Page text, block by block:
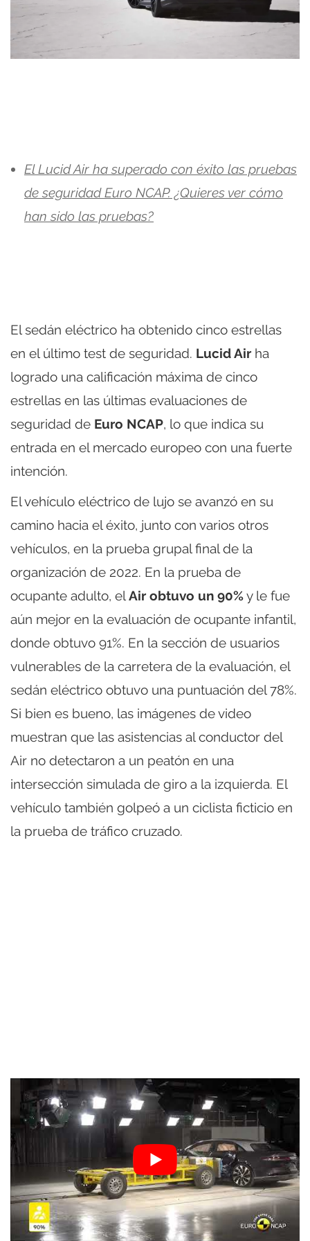
El Lucid Air ha superado con éxito las pruebas
de seguridad Euro NCAP. ¿Quieres ver cómo
han sido las pruebas?
El sedán eléctrico ha obtenido cinco estrellas
en el último test de seguridad. Lucid Air ha
logrado una calificación máxima de cinco
estrellas en las últimas evaluaciones de
seguridad de Euro NCAP, lo que indica su
entrada en el mercado europeo con una fuerte
intención.
El vehículo eléctrico de lujo se avanzó en su
camino hacia el éxito, junto con varios otros
vehículos, en la prueba grupal final de la
organización de 2022. En la prueba de
ocupante adulto, elAir obtuvo un 90%y le fue
aún mejor en la evaluación de ocupante infantil,
donde obtuvo 91%. En la sección de usuarios
vulnerables de la carretera de la evaluación, el
sedán eléctrico obtuvo una puntuación del 78%.
Si bien es bueno, las imágenes de video
muestran que las asistencias al conductor del
Air no detectaron a un peatón en una
intersección simulada de giro a la izquierda. El
vehículo también golpeó a un ciclista ficticio en
la prueba de tráfico cruzado.